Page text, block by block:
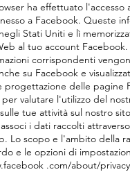
ha effettuato
a Facebook. Queste
Stati Uniti e lì
al tuo account
corrispondenti
su Facebook e
delle pagine
valutare l'utilizzo del
tue attività sul nostro
i dati raccolti
Lo scopo e l'ambito della
e le opzioni di
.com/about/